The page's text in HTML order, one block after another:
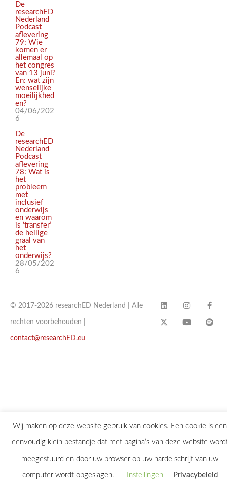
De
researchED
Nederland
Podcast
aflevering
79: Wie
komen er
allemaal op
het congres
van 13 juni?
En: wat zijn
wenselijke
moeilijkhed
en?
04/06/202
6
De
researchED
Nederland
Podcast
aflevering
78: Wat is
het
probleem
met
inclusief
onderwijs
en waarom
is ‘transfer’
de heilige
graal van
het
onderwijs?
28/05/202
6
© 2017-2026 researchED Nederland | Alle
rechten voorbehouden |
contact@researchED.eu
Wij maken op deze website gebruik van cookies. Een cookie is een
eenvoudig klein bestandje dat met pagina’s van deze website
meegestuurd en door uw browser op uw harde schrijf van uw
computer wordt opgeslagen. Instellingen Privacybeleid